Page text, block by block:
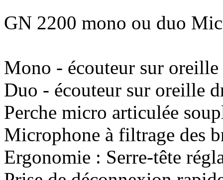
GN 2200 mono ou duo
Mono - écouteur sur
Duo - écouteur sur oreille
Perche micro articulée
Microphone à filtrage des
Ergonomie : Serre-tête